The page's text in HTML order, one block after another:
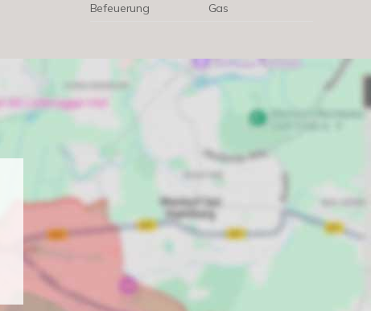
Befeuerung
Gas